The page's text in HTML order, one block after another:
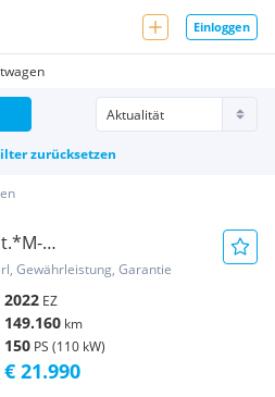
Einloggen
zurücksetzen
Gewährleistung, Garantie
2022 EZ
149.160 km
150 PS (110 kW)
€ 21.990